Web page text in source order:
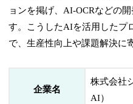
ョンを掲げ、AI-OCRなどの
す。こうしたAIを活用したプ
で、生産性向上や課題解決に
企業名
株式会社
AI）